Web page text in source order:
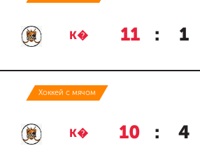
К� 11 : 1
Хоккей с мячом
К� 10 : 4